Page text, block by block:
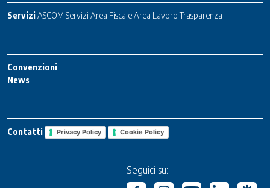
ServiziASCOM Servizi Area FiscaleArea Lavoro Trasparenza
Convenzioni
News
Contatti Privacy Policy Cookie Policy
Seguici su: